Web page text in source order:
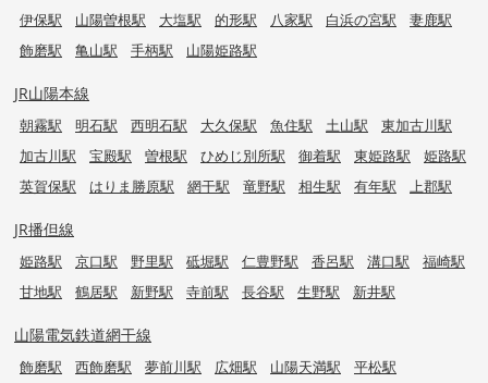
伊保駅
山陽曽根駅 大塩駅 的形駅 八家駅 白浜の宮駅
妻鹿駅
飾磨駅
亀山駅 手柄駅 山陽姫路駅
JR山陽本線
朝霧駅 明石駅 西明石駅 大久保駅 魚住駅 土山駅
東加古川駅
加古川駅
宝殿駅 曽根駅 ひめじ別所駅 御着駅 東姫路駅
姫路駅
英賀保駅
はりま勝原駅 網干駅 竜野駅 相生駅 有年駅 上郡駅
JR播但線
姫路駅 京口駅 野里駅 砥堀駅 仁豊野駅 香呂駅 溝口駅
福崎駅
甘地駅
鶴居駅 新野駅 寺前駅 長谷駅 生野駅 新井駅
山陽電気鉄道網干線
飾磨駅 西飾磨駅 夢前川駅 広畑駅 山陽天満駅
平松駅